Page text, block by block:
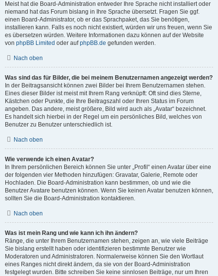
Meist hat die Board-Administration entweder Ihre Sprache nicht installiert oder
niemand hat das Forum bislang in Ihre Sprache übersetzt. Fragen Sie ggf.
einen Board-Administrator, ob er das Sprachpaket, das Sie benötigen,
installieren kann. Falls es noch nicht existiert, würden wir uns freuen, wenn Sie
es übersetzen würden. Weitere Informationen dazu können auf der Website
von phpBB Limited oder aufphpBB.de gefunden werden.
Nach oben
Was sind das für Bilder, die bei meinem Benutzernamen angezeigt werden?
In der Beitragsansicht können zwei Bilder bei Ihrem Benutzernamen stehen.
Eines dieser Bilder ist meist mit Ihrem Rang verknüpft: Oft sind dies Sterne,
Kästchen oder Punkte, die Ihre Beitragszahl oder Ihren Status im Forum
angeben. Das andere, meist größere, Bild wird auch als „Avatar“ bezeichnet.
Es handelt sich hierbei in der Regel um ein persönliches Bild, welches von
Benutzer zu Benutzer unterschiedlich ist.
Nach oben
Wie verwende ich einen Avatar?
In Ihrem persönlichen Bereich können Sie unter „Profil“ einen Avatar über eine
der folgenden vier Methoden hinzufügen: Gravatar, Galerie, Remote oder
Hochladen. Die Board-Administration kann bestimmen, ob und wie die
Benutzer Avatare benutzen können. Wenn Sie keinen Avatar benutzen können,
sollten Sie die Board-Administration kontaktieren.
Nach oben
Was ist mein Rang und wie kann ich ihn ändern?
Ränge, die unter Ihrem Benutzernamen stehen, zeigen an, wie viele Beiträge
Sie bislang erstellt haben oder identifizieren bestimmte Benutzer wie
Moderatoren und Administratoren. Normalerweise können Sie den Wortlaut
eines Ranges nicht direkt ändern, da sie von der Board-Administration
festgelegt wurden. Bitte schreiben Sie keine sinnlosen Beiträge, nur um Ihren